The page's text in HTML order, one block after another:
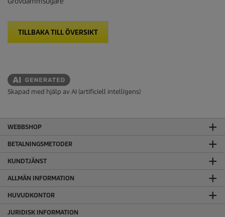
TILLBAKA TILL ÖVERSIKT
Skapad med hjälp av AI (artificiell intelligens)
WEBBSHOP
BETALNINGSMETODER
KUNDTJÄNST
ALLMÄN INFORMATION
HUVUDKONTOR
JURIDISK INFORMATION